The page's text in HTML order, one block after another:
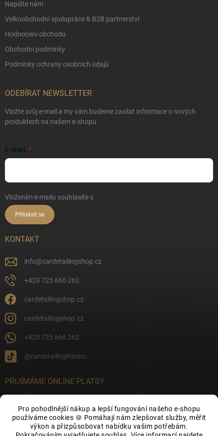
Pro pohodlnější nákup a lepší fungování našeho e-shopu
používáme cookies 🍪 Pomáhají nám zlepšovat služby, měřit
výkon a přizpůsobovat nabídku vašim potřebám.
Napište nám
Velkoobchodní spolupráce & B2B partnerství
Hodnocení obchodu
Obchodní podmínky
Podmínky ochrany osobních údajů
ODEBÍRAT NEWSLETTER
Vložte svůj e-mail a my vám budeme zasílat informace o nových
produktech na našem e-shopu.
E-MAIL
Vložením e-mailu souhlasíte s
Přihlásit se
KONTAKT
info@cardetailingshop.cz
+420 725 666 262
cardetailingshop.cz
cardetailingshop.cz
+420 725 666 262
@cardetailingkladno
PŘIJÍMÁME ONLINE PLATBY